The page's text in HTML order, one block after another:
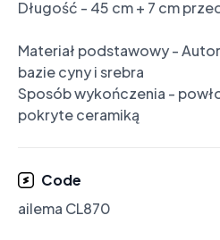
Długość - 45 cm + 7 cm
Materiał podstawowy -
bazie cyny i srebra
Sposób wykończenia -
Code
ailema CL870